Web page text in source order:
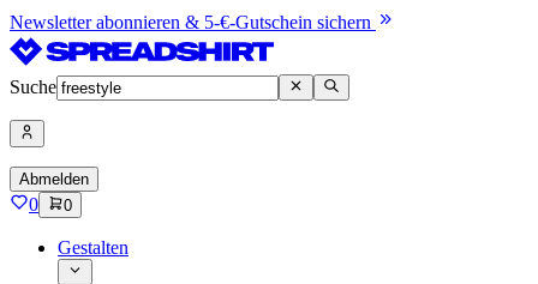
Newsletter abonnieren & 5-€-Gutschein sichern
Suche
Abmelden
0 0
Gestalten